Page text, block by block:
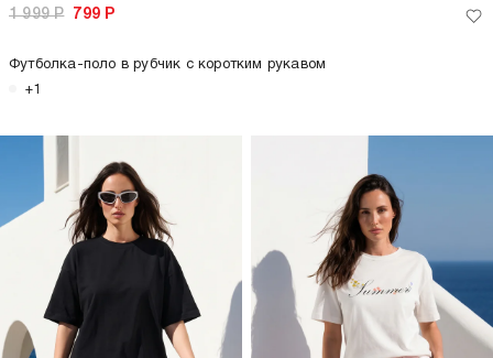
1 999Р 799 Р
Футболка-поло в рубчик с коротким рукавом
+1